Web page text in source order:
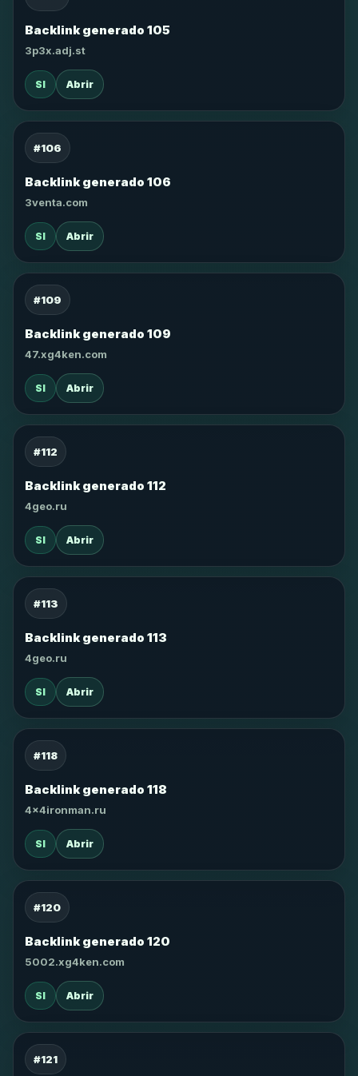
Backlink generado 105
3p3x.adj.st
SI Abrir
#106
Backlink generado 106
3venta.com
SI Abrir
#109
Backlink generado 109
47.xg4ken.com
SI Abrir
#112
Backlink generado 112
4geo.ru
SI Abrir
#113
Backlink generado 113
4geo.ru
SI Abrir
#118
Backlink generado 118
4x4ironman.ru
SI Abrir
#120
Backlink generado 120
5002.xg4ken.com
SI Abrir
#121